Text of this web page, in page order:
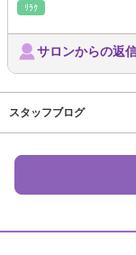
ﾘﾗｸ
サロンからの返
スタッフブログ